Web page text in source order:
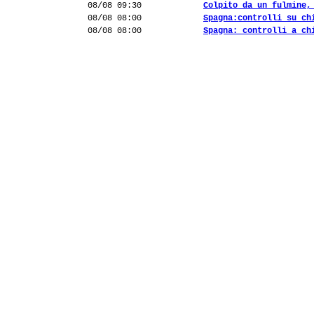
08/08 09:30
Colpito da un fulmine,
08/08 08:00
Spagna:controlli su
08/08 08:00
Spagna: controlli a